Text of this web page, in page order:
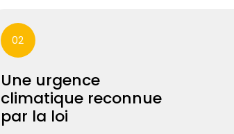
02
Une urgence
climatique reconnue
par la loi